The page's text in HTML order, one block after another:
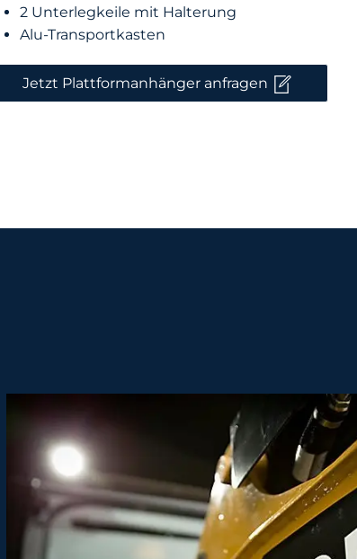
2 Unterlegkeile mit Halterung
Alu-Transportkasten
Jetzt Plattformanhänger anfragen